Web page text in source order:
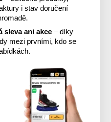
i stav doručení
sleva ani akce – díky
mezi prvními, kdo se